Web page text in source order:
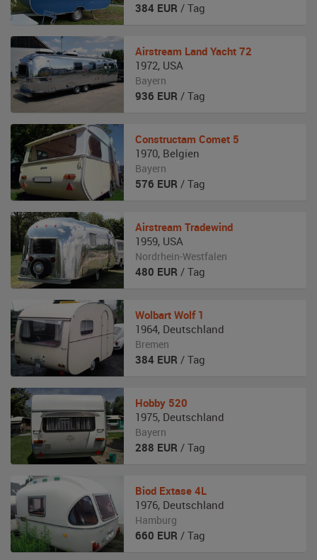
384 EUR / Tag
Airstream Land Yacht 72
1972, USA
Bayern
936 EUR / Tag
Constructam Comet 5
1970, Belgien
Bayern
576 EUR / Tag
Airstream Tradewind
1959, USA
Nordrhein-Westfalen
480 EUR / Tag
Wolbart Wolf 1
1964, Deutschland
Bremen
384 EUR / Tag
Hobby 520
1975, Deutschland
Bayern
288 EUR / Tag
Biod Extase 4L
1976, Deutschland
Hamburg
660 EUR / Tag